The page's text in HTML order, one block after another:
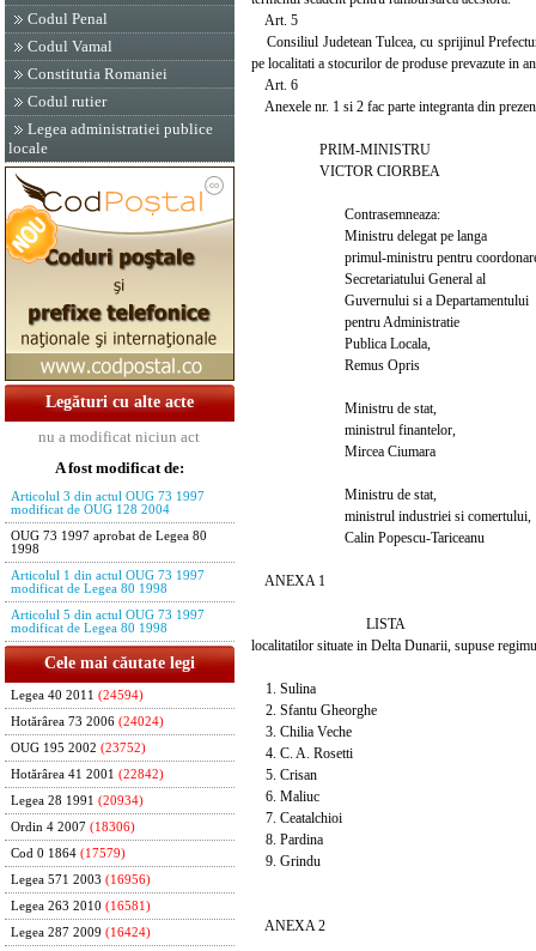
Codul Penal
Codul Vamal
Constitutia Romaniei
Codul rutier
Legea administratiei publice
locale
Legături cu alte acte
nu a modificat niciun act
A fost modificat de:
Articolul 3 din actul OUG 73 1997
modificat de OUG 128 2004
OUG 73 1997 aprobat de Legea 80
1998
Articolul 1 din actul OUG 73 1997
modificat de Legea 80 1998
Articolul 5 din actul OUG 73 1997
modificat de Legea 80 1998
Cele mai căutate legi
Legea 40 2011 (24594)
Hotărârea 73 2006 (24024)
OUG 195 2002 (23752)
Hotărârea 41 2001 (22842)
Legea 28 1991 (20934)
Ordin 4 2007 (18306)
Cod 0 1864 (17579)
Legea 571 2003 (16956)
Legea 263 2010 (16581)
Legea 287 2009 (16424)
Art. 5
Consiliul Judetean Tulcea, cu sprijinul
pe localitati a stocurilor de produse prevazute in
Art. 6
Anexele nr. 1 si 2 fac parte integranta din
PRIM-MINISTRU
VICTOR CIORBEA
Contrasemneaza:
Ministru delegat pe langa
primul-ministru pentru
Secretariatului General al
Guvernului si a Departamentului
pentru Administratie
Publica Locala,
Remus Opris
Ministru de stat,
ministrul finantelor,
Mircea Ciumara
Ministru de stat,
ministrul industriei si comertului,
Calin Popescu-Tariceanu
ANEXA 1
LISTA
localitatilor situate in Delta Dunarii, supuse
1. Sulina
2. Sfantu Gheorghe
3. Chilia Veche
4. C. A. Rosetti
5. Crisan
6. Maliuc
7. Ceatalchioi
8. Pardina
9. Grindu
ANEXA 2